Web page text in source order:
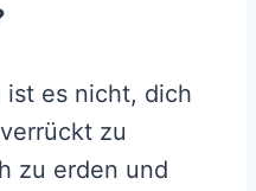
ist es nicht, dich
zu
zu erden und